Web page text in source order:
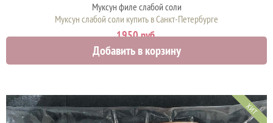
Муксун филе слабой соли
Муксун слабой соли купить в Санкт-Петербурге
1950 руб.
Добавить в корзину
ХИТ